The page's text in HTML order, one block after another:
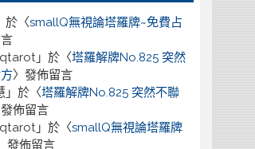
於〈smallQ無視論塔羅牌~免費占
」於〈塔羅解牌No.825 突然
〉發佈留言
」於〈塔羅解牌No.825 突然不聯
佈留言
」於〈smallQ無視論塔羅牌
發佈留言